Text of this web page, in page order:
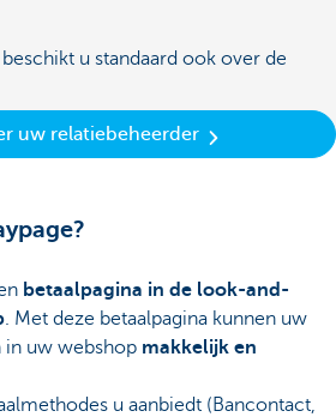
u standaard ook over de
uw relatiebeheerder
betaalpagina in de look-and-
. Met deze betaalpagina kunnen uw
in uw webshop makkelijk en
u aanbiedt (Bancontact,